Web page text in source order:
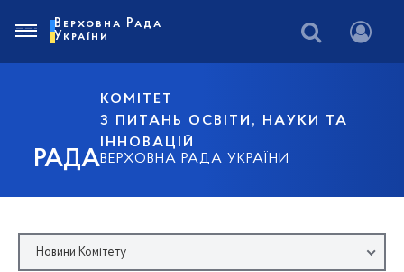
РАДА
КОМІТЕТ
З ПИТАНЬ ОСВІТИ, НАУКИ ТА
ІННОВАЦІЙ
ВЕРХОВНА РАДА УКРАЇНИ
Верховна Рада
України
Новини Комітету